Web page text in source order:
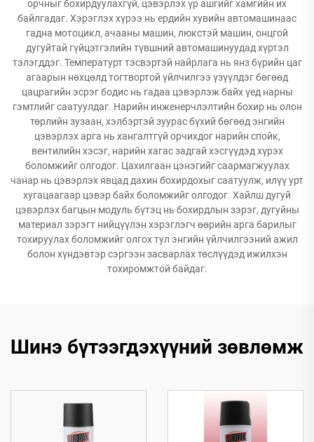
орчныг бохирдуулахгүй, цэвэрлэх үр ашгийг хамгийн их
байлгадаг. Хэрэглэх хүрээ нь ердийн хувийн автомашинаас
гадна мотоцикл, ачааны машин, люкстэй машин, онцгой
дугуйтай гүйцэтгэлийн түвшний автомашинуудад хүртэл
тэлэгддэг. Температурт тэсвэртэй найрлага нь янз бүрийн цаг
агаарын нөхцөлд тогтвортой үйлчилгээ үзүүлдэг бөгөөд
цацрагийн эсрэг бодис нь гадаа цэвэрлэж байх үед нарны
гэмтлийг саатуулдаг. Нарийн инженерчлэлтийн бохир нь олон
төрлийн зузаан, хэлбэртэй зуурас бүхий бөгөөд энгийн
цэвэрлэх арга нь хангалтгүй орчихдог нарийн спойк,
вентилийн хэсэг, нарийн хагас задгай хэсгүүдэд хүрэх
боломжийг олгодог. Цахилгаан цэнэгийг саармагжуулах
чанар нь цэвэрлэх явцад дахин бохирдохыг саатуулж, илүү урт
хугацаагаар цэвэр байх боломжийг олгодог. Хайлш дугуй
цэвэрлэх багцын модуль бүтэц нь бохирдлын зэрэг, дугуйны
материал зэрэгт нийцүүлэн хэрэглэгч өөрийн арга барилыг
тохируулах боломжийг олгох тул энгийн үйлчилгээний ажил
болон хүндэвтэр сэргээн засварлах төслүүдэд ижилхэн
тохиромжтой байдаг.
Шинэ бүтээгдэхүүний зөвлөмж